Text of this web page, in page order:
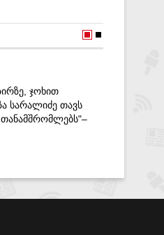
ᲯᲝᲮᲘᲗ
ᲡᲐᲠᲐᲚᲘᲫᲔ ᲗᲐᲕᲡ